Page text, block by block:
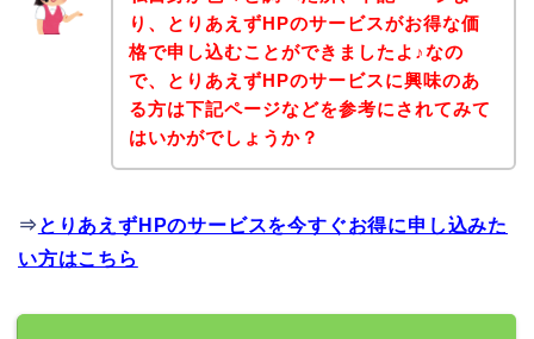
り、とりあえずHPのサービスがお得な価
格で申し込むことができましたよ♪なの
で、とりあえずHPのサービスに興味のあ
る方は下記ページなどを参考にされてみて
はいかがでしょうか？
⇒ とりあえずHPのサービスを今すぐお得に申し込みた
い方はこちら